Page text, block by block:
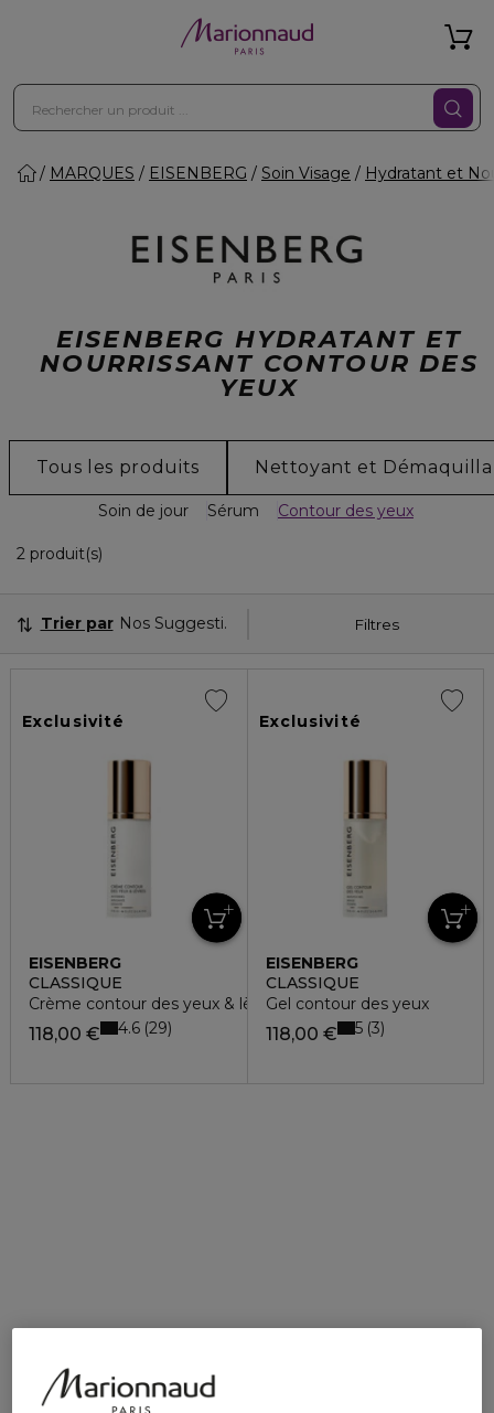
MARQUES EISENBERG Soin Visage Hydratant et
EISENBERG HYDRATANT ET
NOURRISSANT CONTOUR DES
YEUX
Tous les produits Nettoyant et
Soin de jour Sérum Contour des yeux
2 produit(s)
Filtres
Trier par Nos Suggestions
Exclusivité
EISENBERG
CLASSIQUE
Crème contour des yeux & lèvres
118,00 € 4.6 29
Exclusivité
EISENBERG
CLASSIQUE
Gel contour des yeux
118,00 € 5 3